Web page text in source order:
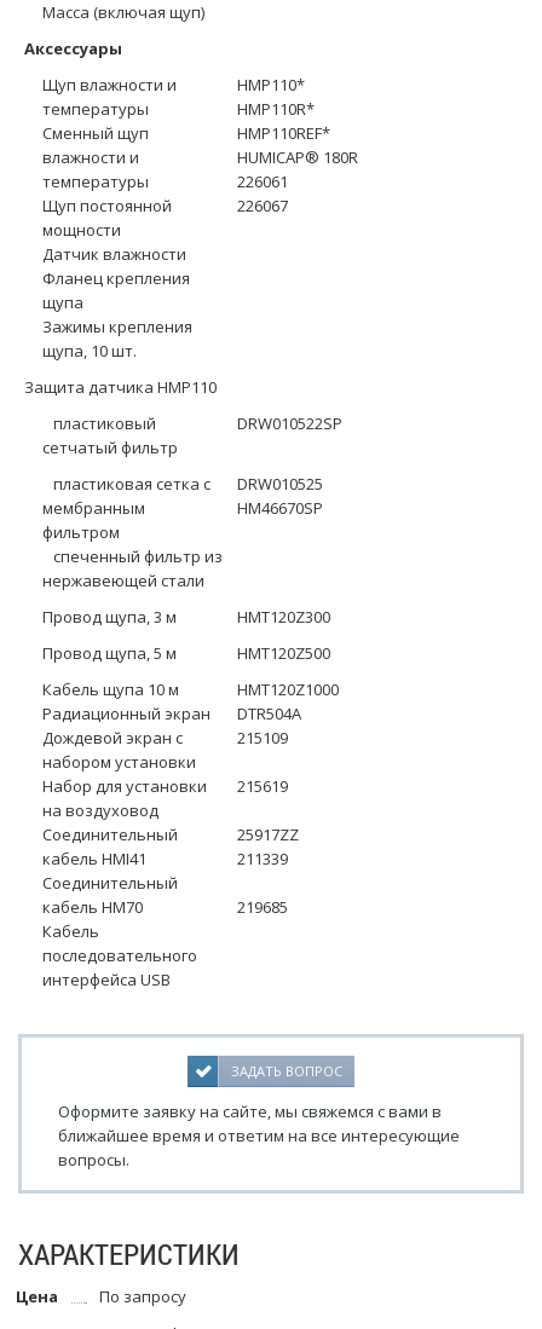
Масса (включая щуп)
Аксессуары
Щуп влажности и
температуры
Сменный щуп
влажности и
температуры
Щуп постоянной
мощности
Датчик влажности
Фланец крепления
щупа
Зажимы крепления
щупа, 10 шт.
HMP110*
HMP110R*
HMP110REF*
HUMICAP® 180R
226061
226067
Защита датчика HMP110
пластиковый
сетчатый фильтр
DRW010522SP
пластиковая сетка с
мембранным
фильтром
спеченный фильтр из
нержавеющей стали
DRW010525
HM46670SP
Провод щупа, 3 м
HMT120Z300
Провод щупа, 5 м
HMT120Z500
Кабель щупа 10 м
Радиационный экран
Дождевой экран с
набором установки
Набор для установки
на воздуховод
Соединительный
кабель HMI41
Соединительный
кабель HM70
Кабель
последовательного
интерфейса USB
HMT120Z1000
DTR504A
215109
215619
25917ZZ
211339
219685
ЗАДАТЬ ВОПРОС
Оформите заявку на сайте, мы свяжемся с вами в
ближайшее время и ответим на все интересующие
вопросы.
ХАРАКТЕРИСТИКИ
Цена
По запросу